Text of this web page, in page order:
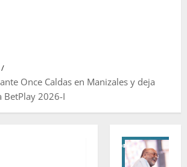
Once Caldas en Manizales y deja
BetPlay 2026-I